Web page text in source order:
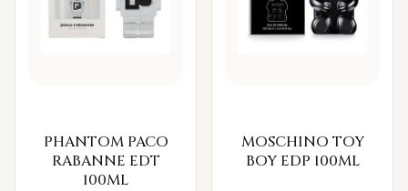
PHANTOM PACO
RABANNE EDT
100ML
MOSCHINO TOY
BOY EDP 100ML